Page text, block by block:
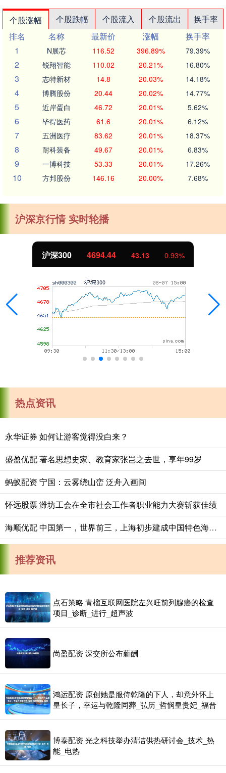
个股涨幅 个股跌幅 个股流入 个股流出
换手率
排名
名称 最新价 涨幅
换手率
1
N展芯 116.52 396.89% 79.39%
2 锐翔智能 110.02 20.21% 16.80%
3 志特新材 14.8 20.03% 14.18%
4 博腾股份 20.44 20.02% 14.77%
5 近岸蛋白 46.72 20.01% 5.62%
6 毕得医药 61.6 20.01% 6.12%
7 五洲医疗 83.62 20.01% 18.37%
8 耐科装备 49.67 20.01% 6.83%
9 一博科技 53.33 20.01% 17.26%
10 方邦股份 146.16 20.00% 7.68%
沪深京行情 实时轮播
沪深300 4694.44 43.13 0.93%
热点资讯
永华证券 如何让游客觉得没白来？
盛盈优配 著名思想史家、教育家张岂之去世，享年99岁
蚂蚁配资 宁国：云雾绕山峦 泛舟入画间
怀远股票 潍坊工会在全市社会工作者职业能力大赛斩获佳绩
海顺优配 中国第一，世界前三，上海初步建成中国特色海洋强国建设引领区
推荐资讯
点石策略 青榴互联网医院左兴旺前列腺癌的检查
项目_诊断_进行_超声波
尚盈配资 深交所公布薪酬
鸿运配资 原创她是服侍乾隆的下人，却意外怀上
皇长子，幸运与乾隆同葬_弘历_哲悯皇贵妃_福晋
博泰配资 光之科技举办清洁供热研讨会_技术_热
能_电热